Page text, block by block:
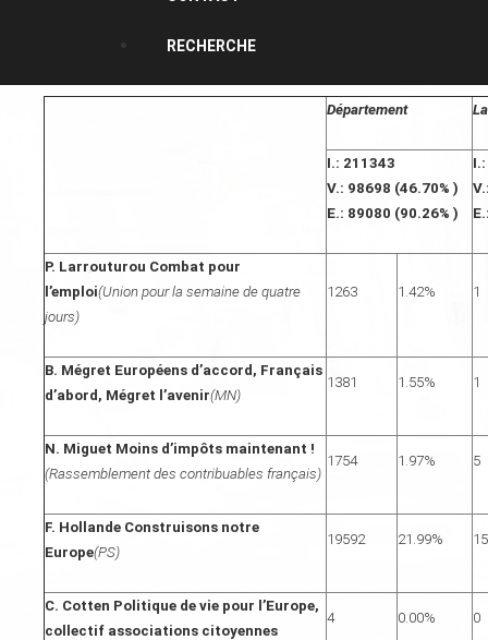
RECHERCHE
Département
I.: 211343
V.: 98698 (46.70% )
E.: 89080 (90.26% )
P. Larrouturou Combat pour
l’emploi(Union pour la semaine de quatre
jours)
1263 1.42% 1
B. Mégret Européens d’accord, Français
d’abord, Mégret l’avenir(MN)
1381 1.55% 1
N. Miguet Moins d’impôts maintenant !
(Rassemblement des contribuables français)
1754 1.97% 5
F. Hollande Construisons notre
Europe(PS)
19592 21.99% 15
C. Cotten Politique de vie pour l’Europe,
collectif associations citoyennes
4 0.00% 0